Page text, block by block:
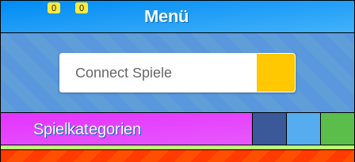
0 0 Menü
Spielkategorien